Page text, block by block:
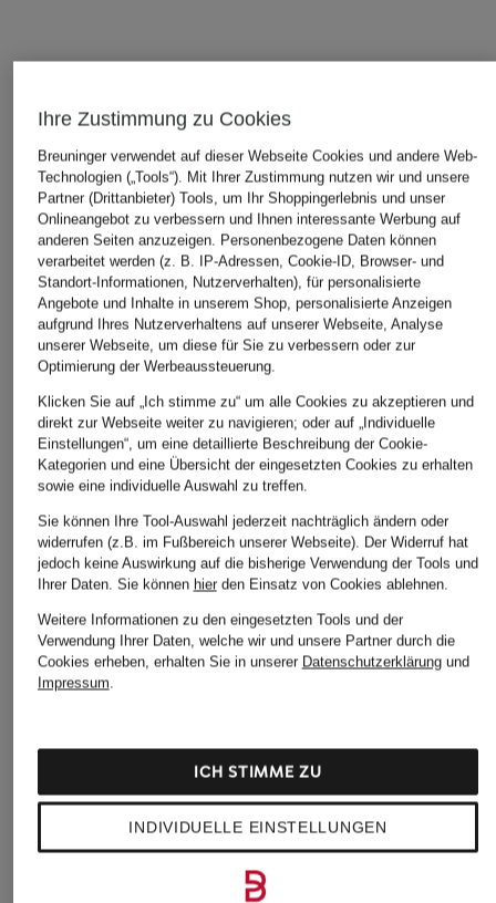
STILVOLLE EMPFEHLUNGEN FÜR SIE
CHANEL
COCO MADEMOISELLE
Eau de Parfum
Zerstäuber
ab 87 €
CHANEL
COCO MADEMOISELLE
Fragrance Primer
116 €
CHANEL
COCO
Eau de
ab 92 €
LASSEN SIE SICH VON DER AUSWAHL ANDERER
KUNDEN INSPIRIEREN
Ihre Zustimmung zu Cookies
Breuninger verwendet auf dieser Webseite Cookies und andere Web-
Technologien („Tools“). Mit Ihrer Zustimmung nutzen wir und unsere
Partner (Drittanbieter) Tools, um Ihr Shoppingerlebnis und unser
Onlineangebot zu verbessern und Ihnen interessante Werbung auf
anderen Seiten anzuzeigen. Personenbezogene Daten können
verarbeitet werden (z. B. IP-Adressen, Cookie-ID, Browser- und
Standort-Informationen, Nutzerverhalten), für personalisierte
Angebote und Inhalte in unserem Shop, personalisierte Anzeigen
aufgrund Ihres Nutzerverhaltens auf unserer Webseite, Analyse
unserer Webseite, um diese für Sie zu verbessern oder zur
Optimierung der Werbeaussteuerung.
Klicken Sie auf „Ich stimme zu“ um alle Cookies zu akzeptieren und
direkt zur Webseite weiter zu navigieren; oder auf „Individuelle
Einstellungen“, um eine detaillierte Beschreibung der Cookie-
Kategorien und eine Übersicht der eingesetzten Cookies zu erhalten
sowie eine individuelle Auswahl zu treffen.
Sie können Ihre Tool-Auswahl jederzeit nachträglich ändern oder
widerrufen (z.B. im Fußbereich unserer Webseite). Der Widerruf hat
jedoch keine Auswirkung auf die bisherige Verwendung der Tools und
Ihrer Daten. Sie können hierden Einsatz von Cookies ablehnen.
Weitere Informationen zu den eingesetzten Tools und der
Verwendung Ihrer Daten, welche wir und unsere Partner durch die
Cookies erheben, erhalten Sie in unserer Datenschutzerklärungund
Impressum.
INDIVIDUELLE EINSTELLUNGEN
ICH STIMME ZU